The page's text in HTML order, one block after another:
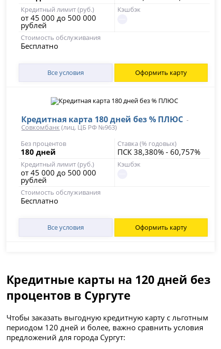
Кредитный лимит (руб.)
от 45 000 до 500 000
рублей
Кэшбэк
Стоимость обслуживания
Бесплатно
Все условия Оформить карту
Кредитная карта 180 дней без % ПЛЮС -
Совкомбанк (лиц. ЦБ РФ №963)
Без процентов
180 дней
Ставка (% годовых)
ПСК 38,380% - 60,757%
Кредитный лимит (руб.)
от 45 000 до 500 000
рублей
Кэшбэк
Стоимость обслуживания
Бесплатно
Все условия Оформить карту
Кредитные карты на 120 дней без
процентов в Сургуте
Чтобы заказать выгодную кредитную карту с льготным
периодом 120 дней и более, важно сравнить условия
предложений для города Сургут: